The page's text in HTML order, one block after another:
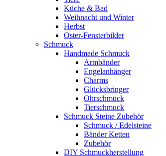
Küche & Bad
Weihnacht und Winter
Herbst
Oster-Fensterbilder
Schmuck
Handmade Schmuck
Armbänder
Engelanhänger
Charms
Glücksbringer
Ohrschmuck
Tierschmuck
Schmuck Steine Zubehör
Schmuck / Edelsteine
Bänder Ketten
Zubehör
DIY Schmuckherstellung